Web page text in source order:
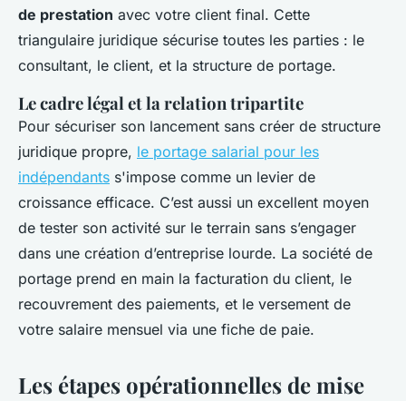
de prestation avec votre client final. Cette
triangulaire juridique sécurise toutes les parties : le
consultant, le client, et la structure de portage.
Le cadre légal et la relation tripartite
Pour sécuriser son lancement sans créer de structure
juridique propre, le portage salarial pour les
indépendants s'impose comme un levier de
croissance efficace. C’est aussi un excellent moyen
de tester son activité sur le terrain sans s’engager
dans une création d’entreprise lourde. La société de
portage prend en main la facturation du client, le
recouvrement des paiements, et le versement de
votre salaire mensuel via une fiche de paie.
Les étapes opérationnelles de mise